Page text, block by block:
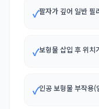
✓팔자가 깊어 일반 필
✓보형물 삽입 후 위치
✓인공 보형물 부작용